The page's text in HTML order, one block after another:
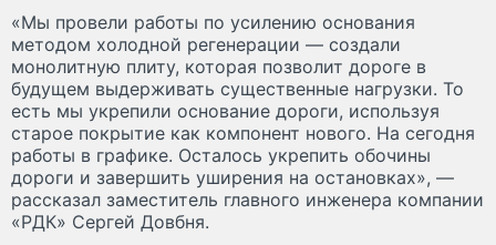
«Мы провели работы по усилению основания
методом холодной регенерации — создали
монолитную плиту, которая позволит дороге в
будущем выдерживать существенные нагрузки. То
есть мы укрепили основание дороги, используя
старое покрытие как компонент нового. На сегодня
работы в графике. Осталось укрепить обочины
дороги и завершить уширения на остановках», —
рассказал заместитель главного инженера компании
«РДК» Сергей Довбня.